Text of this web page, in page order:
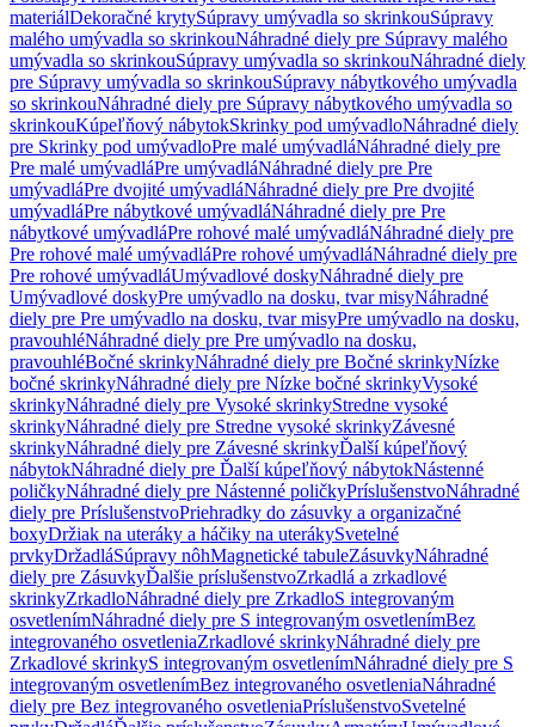
materiálDekoračné krytySúpravy umývadla so skrinkouSúpravy
malého umývadla so skrinkouNáhradné diely pre Súpravy malého
umývadla so skrinkouSúpravy umývadla so skrinkouNáhradné diely
pre Súpravy umývadla so skrinkouSúpravy nábytkového umývadla
so skrinkouNáhradné diely pre Súpravy nábytkového umývadla so
skrinkouKúpeľňový nábytokSkrinky pod umývadloNáhradné diely
pre Skrinky pod umývadloPre malé umývadláNáhradné diely pre
Pre malé umývadláPre umývadláNáhradné diely pre Pre
umývadláPre dvojité umývadláNáhradné diely pre Pre dvojité
umývadláPre nábytkové umývadláNáhradné diely pre Pre
nábytkové umývadláPre rohové malé umývadláNáhradné diely pre
Pre rohové malé umývadláPre rohové umývadláNáhradné diely pre
Pre rohové umývadláUmývadlové doskyNáhradné diely pre
Umývadlové doskyPre umývadlo na dosku, tvar misyNáhradné
diely pre Pre umývadlo na dosku, tvar misyPre umývadlo na dosku,
pravouhléNáhradné diely pre Pre umývadlo na dosku,
pravouhléBočné skrinkyNáhradné diely pre Bočné skrinkyNízke
bočné skrinkyNáhradné diely pre Nízke bočné skrinkyVysoké
skrinkyNáhradné diely pre Vysoké skrinkyStredne vysoké
skrinkyNáhradné diely pre Stredne vysoké skrinkyZávesné
skrinkyNáhradné diely pre Závesné skrinkyĎalší kúpeľňový
nábytokNáhradné diely pre Ďalší kúpeľňový nábytokNástenné
poličkyNáhradné diely pre Nástenné poličkyPríslušenstvoNáhradné
diely pre PríslušenstvoPriehradky do zásuvky a organizačné
boxyDržiak na uteráky a háčiky na uterákySvetelné
prvkyDržadláSúpravy nôhMagnetické tabuleZásuvkyNáhradné
diely pre ZásuvkyĎalšie príslušenstvoZrkadlá a zrkadlové
skrinkyZrkadloNáhradné diely pre ZrkadloS integrovaným
osvetlenímNáhradné diely pre S integrovaným osvetlenímBez
integrovaného osvetleniaZrkadlové skrinkyNáhradné diely pre
Zrkadlové skrinkyS integrovaným osvetlenímNáhradné diely pre S
integrovaným osvetlenímBez integrovaného osvetleniaNáhradné
diely pre Bez integrovaného osvetleniaPríslušenstvoSvetelné